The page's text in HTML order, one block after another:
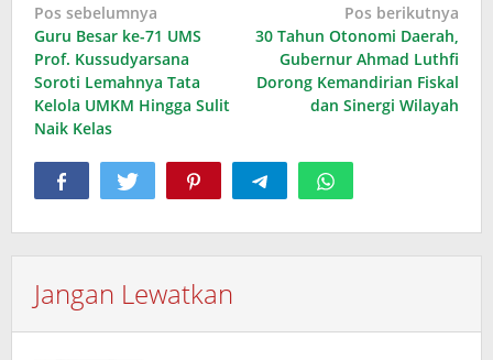
Navigasi
pos
Pos sebelumnya
Guru Besar ke-71 UMS
Prof. Kussudyarsana
Soroti Lemahnya Tata
Kelola UMKM Hingga Sulit
Naik Kelas
Pos berikutnya
30 Tahun Otonomi Daerah,
Gubernur Ahmad Luthfi
Dorong Kemandirian Fiskal
dan Sinergi Wilayah
Jangan Lewatkan